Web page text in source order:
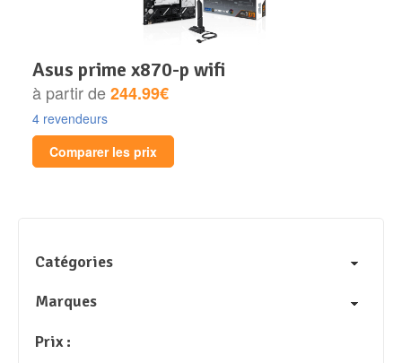
asus prime x870-p wifi
à partir de244.99€
4 revendeurs
Comparer les prix
Catégories
Marques
Prix :